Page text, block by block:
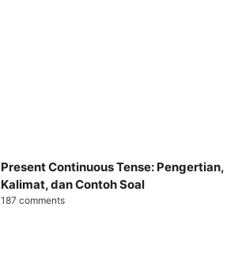
Present Continuous Tense: Pengertian,
Kalimat, dan Contoh Soal
187 comments